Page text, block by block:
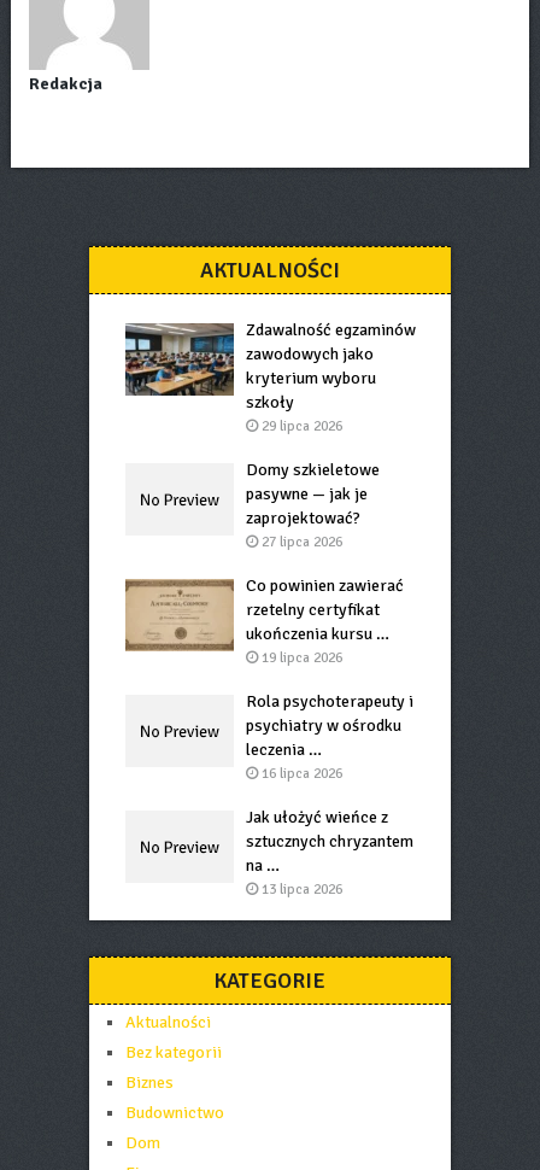
Redakcja
AKTUALNOŚCI
Zdawalność egzaminów
zawodowych jako
kryterium wyboru
szkoły
29 lipca 2026
Domy szkieletowe
pasywne — jak je
zaprojektować?
27 lipca 2026
Co powinien zawierać
rzetelny certyfikat
ukończenia kursu …
19 lipca 2026
Rola psychoterapeuty i
psychiatry w ośrodku
leczenia …
16 lipca 2026
Jak ułożyć wieńce z
sztucznych chryzantem
na …
13 lipca 2026
KATEGORIE
Aktualności
Bez kategorii
Biznes
Budownictwo
Dom